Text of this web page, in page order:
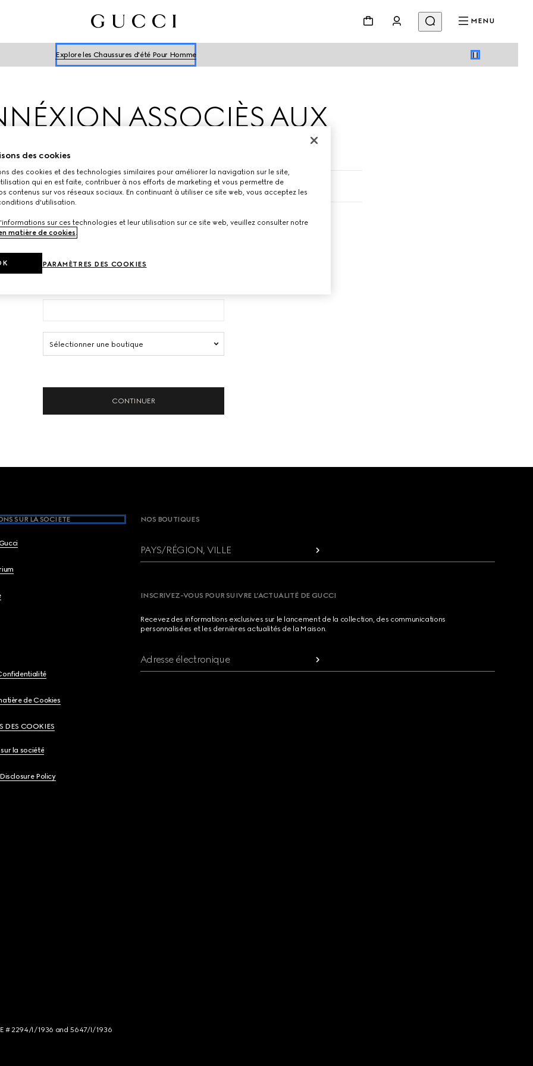
MENU
Explore les Chaussures d'été Pour Homme
ASSOCIÈS AUX
Veuillez saisir vos nom d'utilisateur et mot de passe ci-dessous
Sélectionner une boutique
CONTINUER
SUR LA SOCIETE
de Cookies
DES COOKIES
la société
Policy
NOS BOUTIQUES
PAYS/RÉGION, VILLE
INSCRIVEZ-VOUS POUR SUIVRE L’ACTUALITÉ DE GUCCI
Recevez des informations exclusives sur le lancement de la collection, des communications
personnalisées et les dernières actualités de la Maison.
Adresse électronique
# 2294/I/1936 and 5647/I/1936
des cookies
des cookies et des technologies similaires pour améliorer la navigation sur le site,
qui en est faite, contribuer à nos efforts de marketing et vous permettre de
contenus sur vos réseaux sociaux. En continuant à utiliser ce site web, vous acceptez les
d'utilisation.
sur ces technologies et leur utilisation sur ce site web, veuillez consulter notre
matière de cookies
PARAMÈTRES DES COOKIES